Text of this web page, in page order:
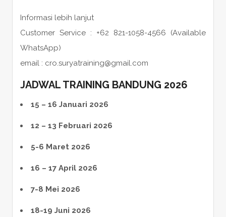
Informasi lebih lanjut
Customer Service : +62 821-1058-4566 (Available
WhatsApp)
email : cro.suryatraining@gmail.com
JADWAL TRAINING BANDUNG 2026
15 – 16 Januari 2026
12 – 13 Februari 2026
5-6 Maret 2026
16 – 17 April 2026
7-8 Mei 2026
18-19 Juni 2026